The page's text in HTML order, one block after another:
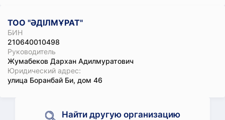
ТОО "ӘДІЛМҰРАТ"
БИН
210640010498
Руководитель
Жумабеков Дархан Адилмуратович
Юридический адрес:
улица Боранбай Би, дом 46
Найти другую организацию